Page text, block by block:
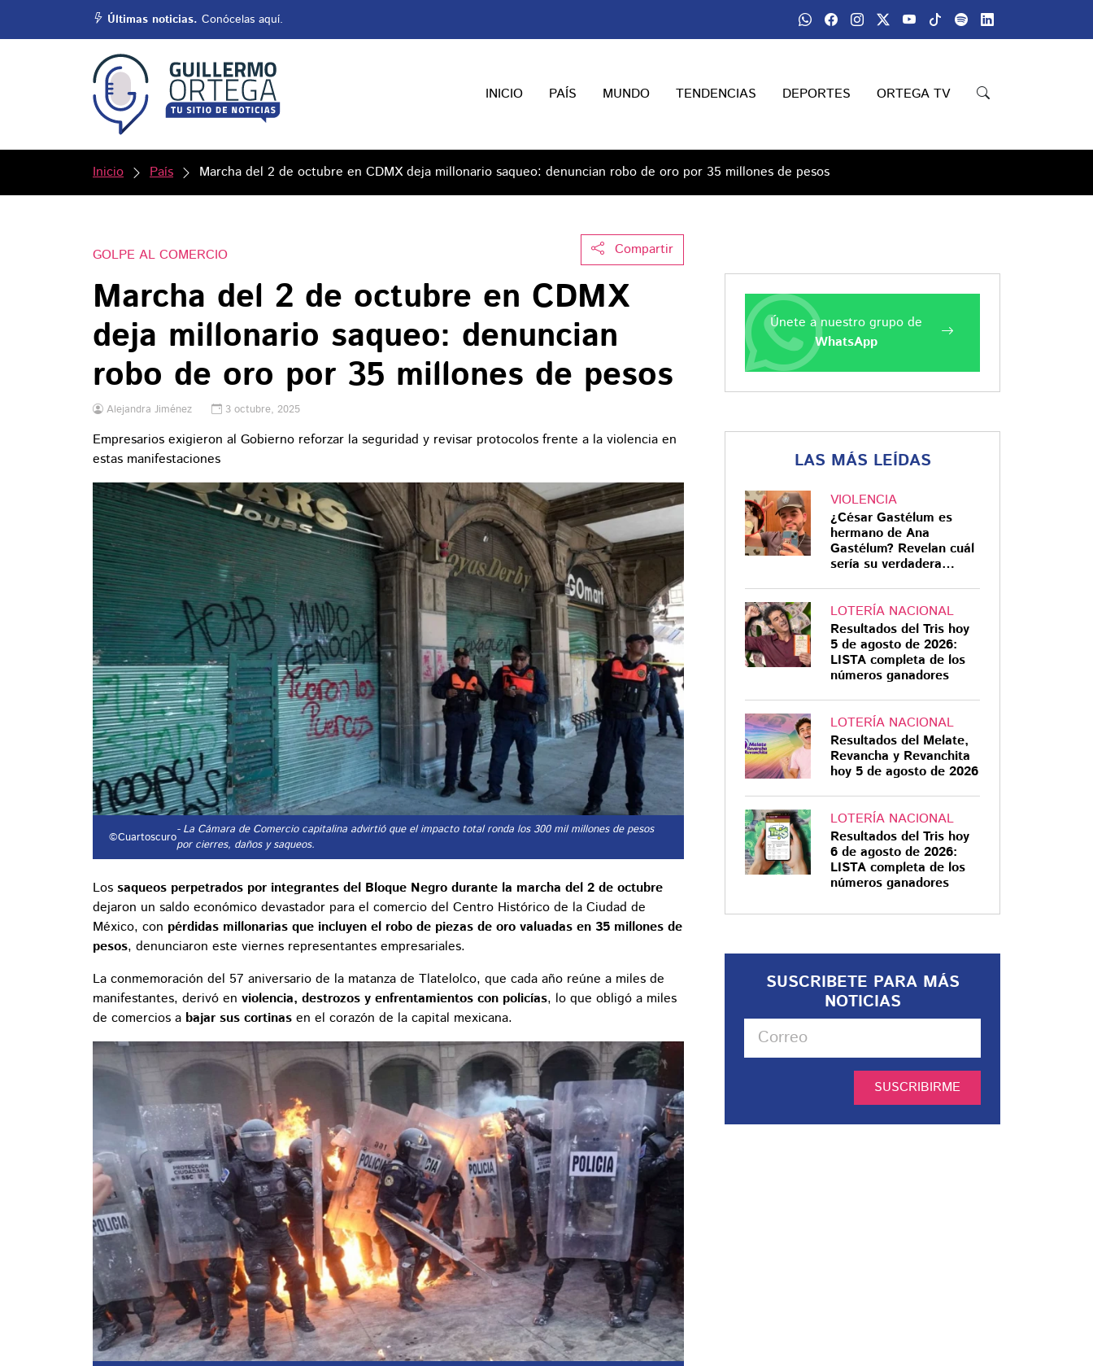
Últimas noticias. Conócelas aquí.
INICIO PAÍS MUNDO TENDENCIAS DEPORTES ORTEGA TV
Inicio País Marcha del 2 de octubre en CDMX deja millonario saqueo: denuncian robo de oro por 35 millones de pesos
Compartir
GOLPE AL COMERCIO
Marcha del 2 de octubre en CDMX
deja millonario saqueo: denuncian
robo de oro por 35 millones de pesos
Alejandra Jiménez 3 octubre, 2025
Empresarios exigieron al Gobierno reforzar la seguridad y revisar protocolos frente a la violencia en
estas manifestaciones
©Cuartoscuro- La Cámara de Comercio capitalina advirtió que el impacto total ronda los 300 mil millones de pesos
por cierres, daños y saqueos.
Los saqueos perpetrados por integrantes del Bloque Negro durante la marcha del 2 de octubre
dejaron un saldo económico devastador para el comercio del Centro Histórico de la Ciudad de
México, con pérdidas millonarias que incluyen el robo de piezas de oro valuadas en 35 millones de
pesos, denunciaron este viernes representantes empresariales.
La conmemoración del 57 aniversario de la matanza de Tlatelolco, que cada año reúne a miles de
manifestantes, derivó en violencia, destrozos y enfrentamientos con policías, lo que obligó a miles
de comercios a bajar sus cortinas en el corazón de la capital mexicana.
Únete a nuestro grupo de
WhatsApp
LAS MÁS LEÍDAS
VIOLENCIA
¿César Gastélum es
hermano de Ana
Gastélum? Revelan cuál
sería su verdadera
LOTERÍA NACIONAL
Resultados del Tris hoy
5 de agosto de 2026:
LISTA completa de los
números ganadores
LOTERÍA NACIONAL
Resultados del Melate,
Revancha y Revanchita
hoy 5 de agosto de 2026
LOTERÍA NACIONAL
Resultados del Tris hoy
6 de agosto de 2026:
LISTA completa de los
números ganadores
SUSCRIBETE PARA MÁS
NOTICIAS
SUSCRIBIRME